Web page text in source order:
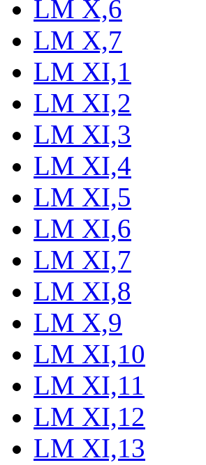
LM X,6
LM X,7
LM XI,1
LM XI,2
LM XI,3
LM XI,4
LM XI,5
LM XI,6
LM XI,7
LM XI,8
LM X,9
LM XI,10
LM XI,11
LM XI,12
LM XI,13